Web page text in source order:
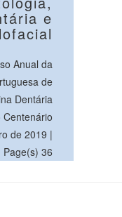
e
Anual da
de
Dentária
Centenário
de 2019 |
36